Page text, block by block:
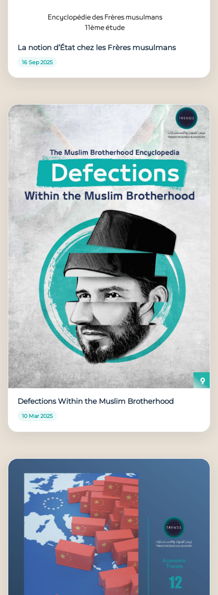
La notion d’État chez les Frères musulmans
16 Sep 2025
Defections Within the Muslim Brotherhood
10 Mar 2025